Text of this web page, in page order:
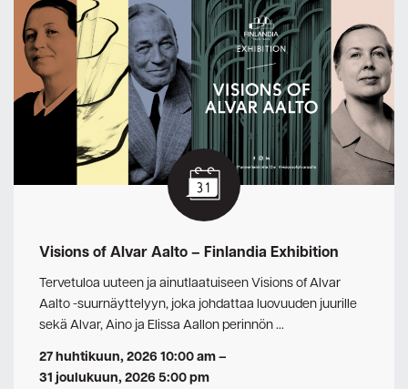
Visions of Alvar Aalto – Finlandia Exhibition
Tervetuloa uuteen ja ainutlaatuiseen Visions of Alvar
Aalto -suurnäyttelyyn, joka johdattaa luovuuden juurille
sekä Alvar, Aino ja Elissa Aallon perinnön …
27 huhtikuun, 2026 10:00 am–
31 joulukuun, 2026 5:00 pm